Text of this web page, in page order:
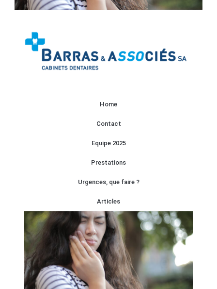
Home
Contact
Equipe 2025
Prestations
Urgences, que faire ?
Articles